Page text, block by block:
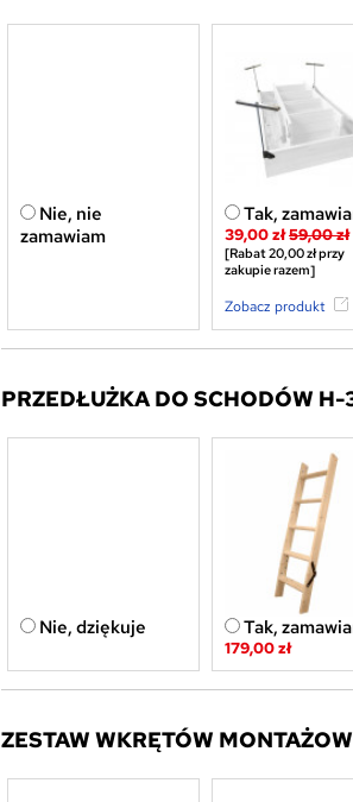
Nie, nie
zamawiam
Tak,
39,00 zł59,00 zł
[Rabat 20,00 zł przy
zakupie razem]
Zobacz produkt
PRZEDŁUŻKA DO SCHODÓW H-
Nie, dziękuje Tak,
179,00 zł
ZESTAW WKRĘTÓW